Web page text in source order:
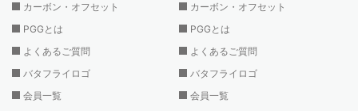
カーボン・オフセット
PGGとは
よくあるご質問
バタフライロゴ
会員一覧
カーボン・オフセット
PGGとは
よくあるご質問
バタフライロゴ
会員一覧